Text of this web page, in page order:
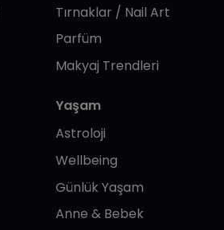
Tırnaklar / Nail Art
Parfüm
Makyaj Trendleri
Yaşam
Astroloji
Wellbeing
Günlük Yaşam
Anne & Bebek